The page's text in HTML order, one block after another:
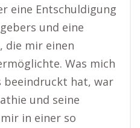
eine Entschuldigung
und eine
die mir einen
Was mich
beeindruckt hat, war
und seine
in einer so